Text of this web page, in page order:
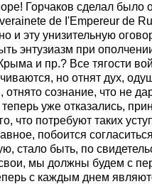
Горчаков сделал было
de I'Empereur de
и эту унизительную
энтузиазм при
и пр.? Все тягости
но отнят дух,
отнято сознание, что не
теперь уже отказались,
что потребуют таких
побоится
стало быть, по
мы должны будем с
с каждым днем